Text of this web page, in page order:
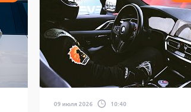
09 июля 2026 10:40